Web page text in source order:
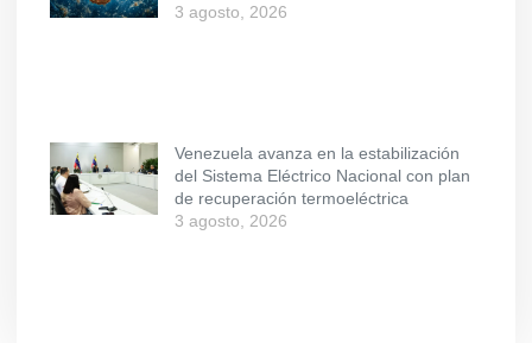
3 agosto, 2026
Venezuela avanza en la estabilización
del Sistema Eléctrico Nacional con plan
de recuperación termoeléctrica
3 agosto, 2026